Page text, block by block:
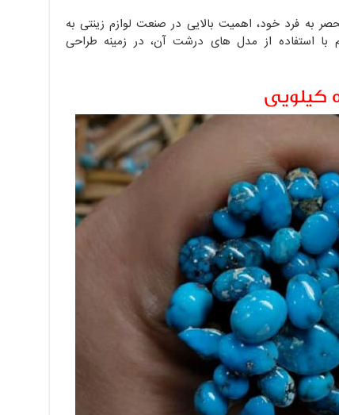
به فرد خود، اهمیت بالایی در صنعت لوازم زینتی به
با استفاده از مدل های درشت آن، در زمینه طراحی
کیلویی